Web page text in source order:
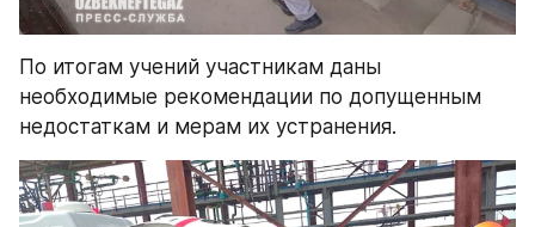
По итогам учений участникам даны
необходимые рекомендации по допущенным
недостаткам и мерам их устранения.